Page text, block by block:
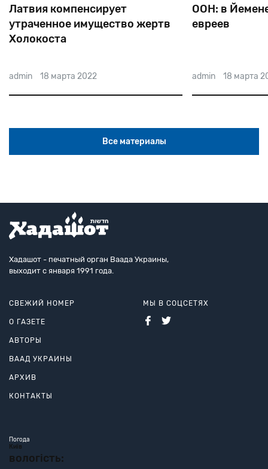
Латвия компенсирует
утраченное имущество жертв
Холокоста
admin 18 марта 2022
ООН: в
евреев
admin 18 марта
Все материалы
Хадашот - печатный орган Ваада Украины,
выходит с января 1991 года.
СВЕЖИЙ НОМЕР
О ГАЗЕТЕ
АВТОРЫ
ВААД УКРАИНЫ
АРХИВ
КОНТАКТЫ
МЫ В СОЦСЕТЯХ
Погода
Київ
вологість: